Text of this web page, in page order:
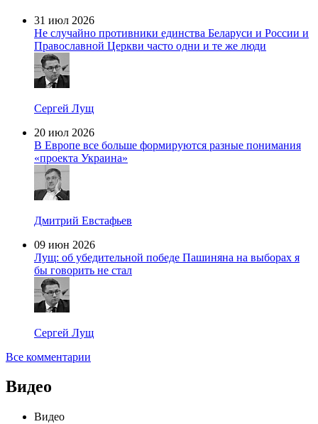
31 июл 2026
Не случайно противники единства Беларуси и России и
Православной Церкви часто одни и те же люди
Сергей Лущ
20 июл 2026
В Европе все больше формируются разные понимания
«проекта Украина»
Дмитрий Евстафьев
09 июн 2026
Лущ: об убедительной победе Пашиняна на выборах я
бы говорить не стал
Сергей Лущ
Все комментарии
Видео
Видео